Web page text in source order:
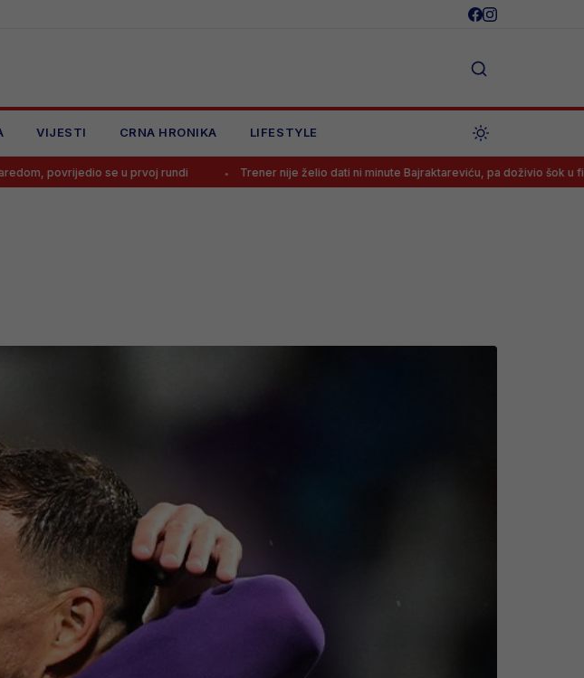
VIJESTI CRNA HRONIKA LIFESTYLE
u prvoj rundi Trener nije želio dati ni minute Bajraktareviću, pa doživio šok u finišu utakmice